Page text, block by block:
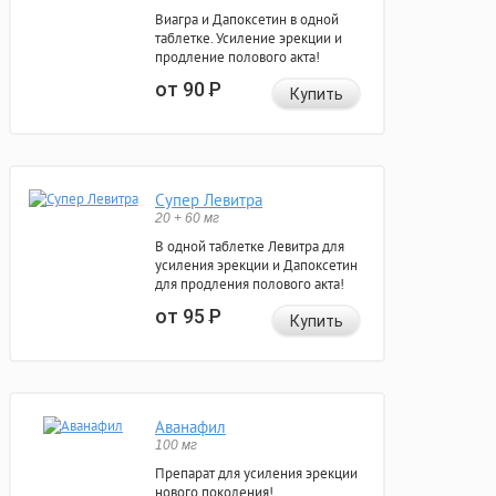
Виагра и Дапоксетин в одной
таблетке. Усиление эрекции и
продление полового акта!
от 90Р Купить
Супер Левитра
20 + 60 мг
В одной таблетке Левитра для
усиления эрекции и Дапоксетин
для продления полового акта!
от 95Р Купить
Аванафил
100 мг
Препарат для усиления эрекции